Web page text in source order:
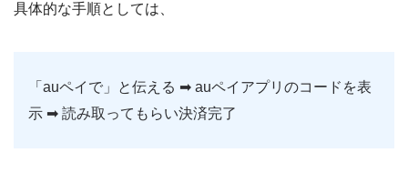
具体的な手順としては、
「auペイで」と伝える ➡︎ auペイアプリのコードを表
示 ➡︎ 読み取ってもらい決済完了